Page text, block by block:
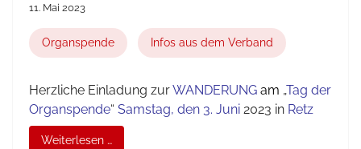
11. Mai 2023
Organspende Infos aus dem Verband
Herzliche Einladung zurWANDERUNG am „Tag der
Organspende“ Samstag, den 3. Juni 2023 in Retz
Weiterlesen …